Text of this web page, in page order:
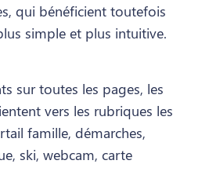
qui bénéficient toutefois
simple et plus intuitive.
sur toutes les pages, les
vers les rubriques les
famille, démarches,
ski, webcam, carte